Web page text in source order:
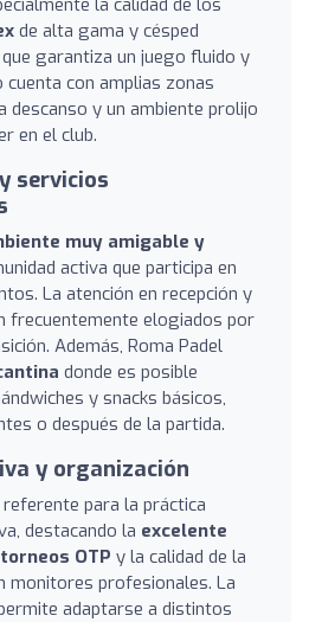
la calidad de los
de alta gama y césped
garantiza un juego fluido y
con amplias zonas
descanso y un ambiente prolijo
en el club.
servicios
muy amigable y
activa que participa en
La atención en recepción y
frecuentemente elogiados por
Además, Roma Padel
donde es posible
y snacks básicos,
o después de la partida.
y organización
para la práctica
destacando la excelente
OTP y la calidad de la
monitores profesionales. La
adaptarse a distintos